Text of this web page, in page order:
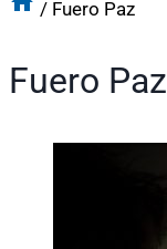
/ Fuero Paz
Fuero Paz